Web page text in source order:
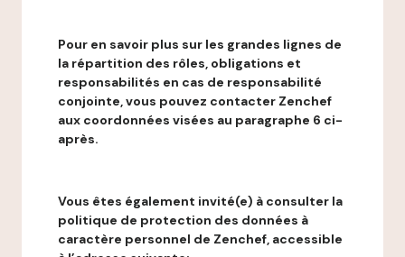
Pour en savoir plus sur les grandes lignes de
la répartition des rôles, obligations et
responsabilités en cas de responsabilité
conjointe, vous pouvez contacter Zenchef
aux coordonnées visées au paragraphe 6 ci-
après.
Vous êtes également invité(e) à consulter la
politique de protection des données à
caractère personnel de Zenchef, accessible